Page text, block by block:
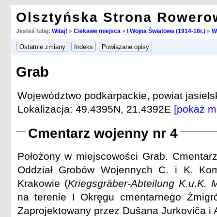
Olsztyńska Strona
Jesteś tutaj: Witaj! » Ciekawe miejsca » I Wojna Światowa (1914-18r.)»
Grab
Województwo podkarpackie, powiat
Lokalizacja: 49.4395N, 21.4392E [pokaż
Cmentarz wojenny nr 4
Położony w miejscowości Grab.
Oddział Grobów Wojennych C. i K.
Krakowie (Kriegsgräber-Abteilung K.u.K.
na terenie I Okręgu cmentarnego
Zaprojektowany przez Dušana Jurkoviča i